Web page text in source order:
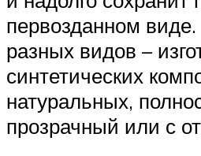
первозданном
разных видов –
синтетических
натуральных,
прозрачный или с